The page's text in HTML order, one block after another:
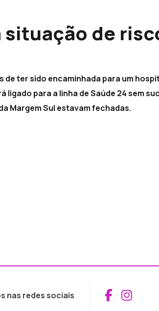
situação de
de ter sido encaminhada para um
ligado para a linha de Saúde 24 sem
Margem Sul estavam fechadas.
nas redes sociais